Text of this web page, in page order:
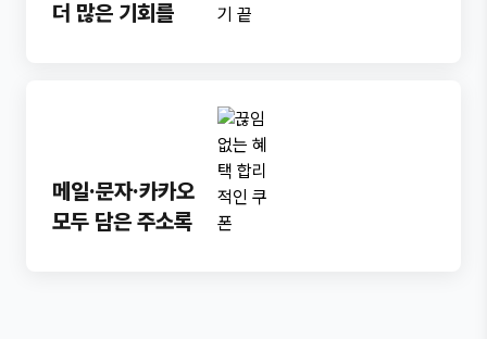
더 많은 기회를
메일·문자·카카오
모두 담은 주소록